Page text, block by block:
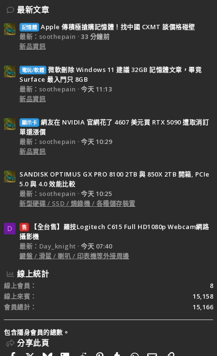
最新文章
記憶體 Apple 傳積極搶購記憶體！找中國 CXMT 談價格碰壁
最新：soothepain
33 分鐘前
新品資訊
電玩/軟體 微軟刪除 Windows 11 建議 32GB 記憶體文章，畢竟
Surface 最入門只 8GB
最新：soothepain
今天 11:13
新品資訊
顯示卡 網友在 NVIDIA 官網花了 4607 美元買 RTX 5090 遭取消訂
單還漲價
最新：soothepain
今天 10:29
新品資訊
SANDISK OPTIMUS GX PRO 8100 2TB 與 850X 2TB 開箱, PCIe
5.0 與 4.0 效能比較
最新：soothepain
今天 10:25
新型硬碟 / SSD / 燒錄機 / 各種儲存裝置
D 售
【全台售】羅技Logitech C615 Full HD1080p Webcam網路
攝影機
最新：Day_knight
今天 07:40
鍵盤 / 滑鼠 / 喇叭 / 印表機等外接周邊
線上統計
線上會員
8
線上來賓
15,158
會員總計
15,166
包含隱身會員的總數。
分享此頁